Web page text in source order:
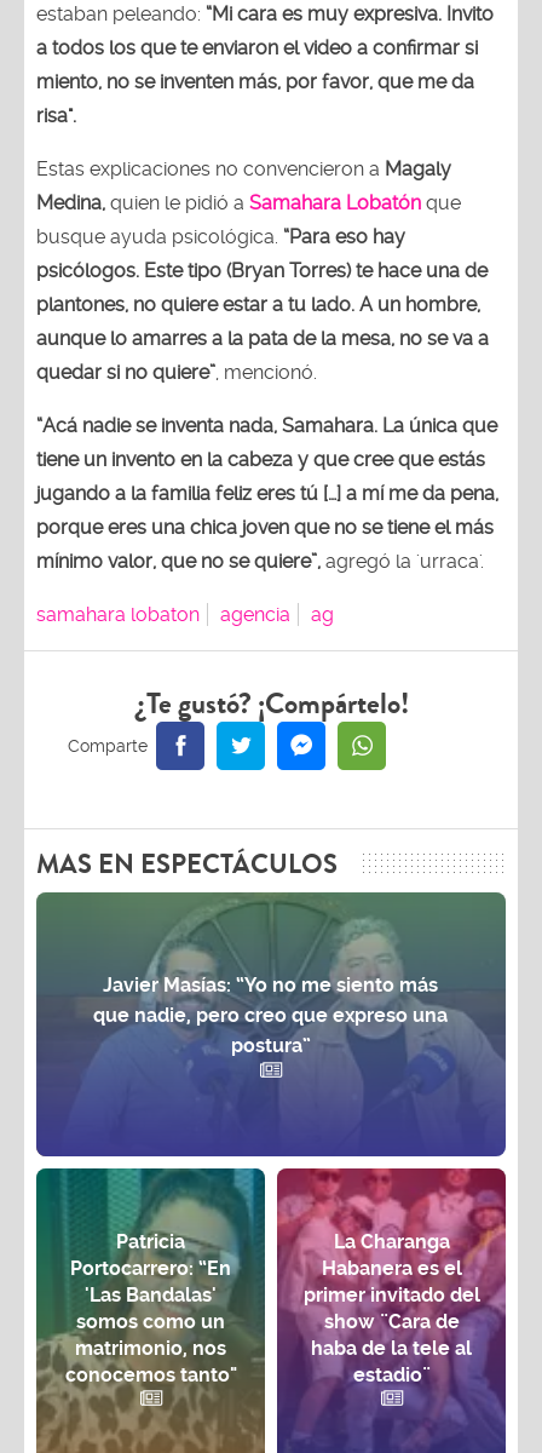
estaban peleando: “Mi cara es muy expresiva. Invito
a todos los que te enviaron el video a confirmar si
miento, no se inventen más, por favor, que me da
risa".
Estas explicaciones no convencieron a Magaly
Medina, quien le pidió a Samahara Lobatón que
busque ayuda psicológica. “Para eso hay
psicólogos. Este tipo (Bryan Torres) te hace una de
plantones, no quiere estar a tu lado. A un hombre,
aunque lo amarres a la pata de la mesa, no se va a
quedar si no quiere” , mencionó.
“Acá nadie se inventa nada, Samahara. La única que
tiene un invento en la cabeza y que cree que estás
jugando a la familia feliz eres tú […] a mí me da pena,
porque eres una chica joven que no se tiene el más
mínimo valor, que no se quiere”, agregó la 'urraca'.
samahara lobaton agencia ag
¿Te gustó? ¡Compártelo!
MAS EN ESPECTÁCULOS
Javier Masías: “Yo no me siento más
que nadie, pero creo que expreso una
postura”
Patricia
Portocarrero: “En
'Las Bandalas'
somos como un
matrimonio, nos
conocemos tanto"
La Charanga
Habanera es el
primer invitado del
show ¨Cara de
haba de la tele al
estadio¨